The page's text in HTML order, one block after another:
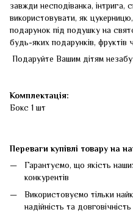
завжди несподіванка, інтрига,
використовувати, як
подарунок під подушку на
будь-яких подарунків, фруктів
Подаруйте Вашим дітям
Комплектація:
Бокс 1 шт
Переваги купівлі товару на
Гарантуємо, що якість
конкурентів
Використовуємо тільки
надійність та довговічність